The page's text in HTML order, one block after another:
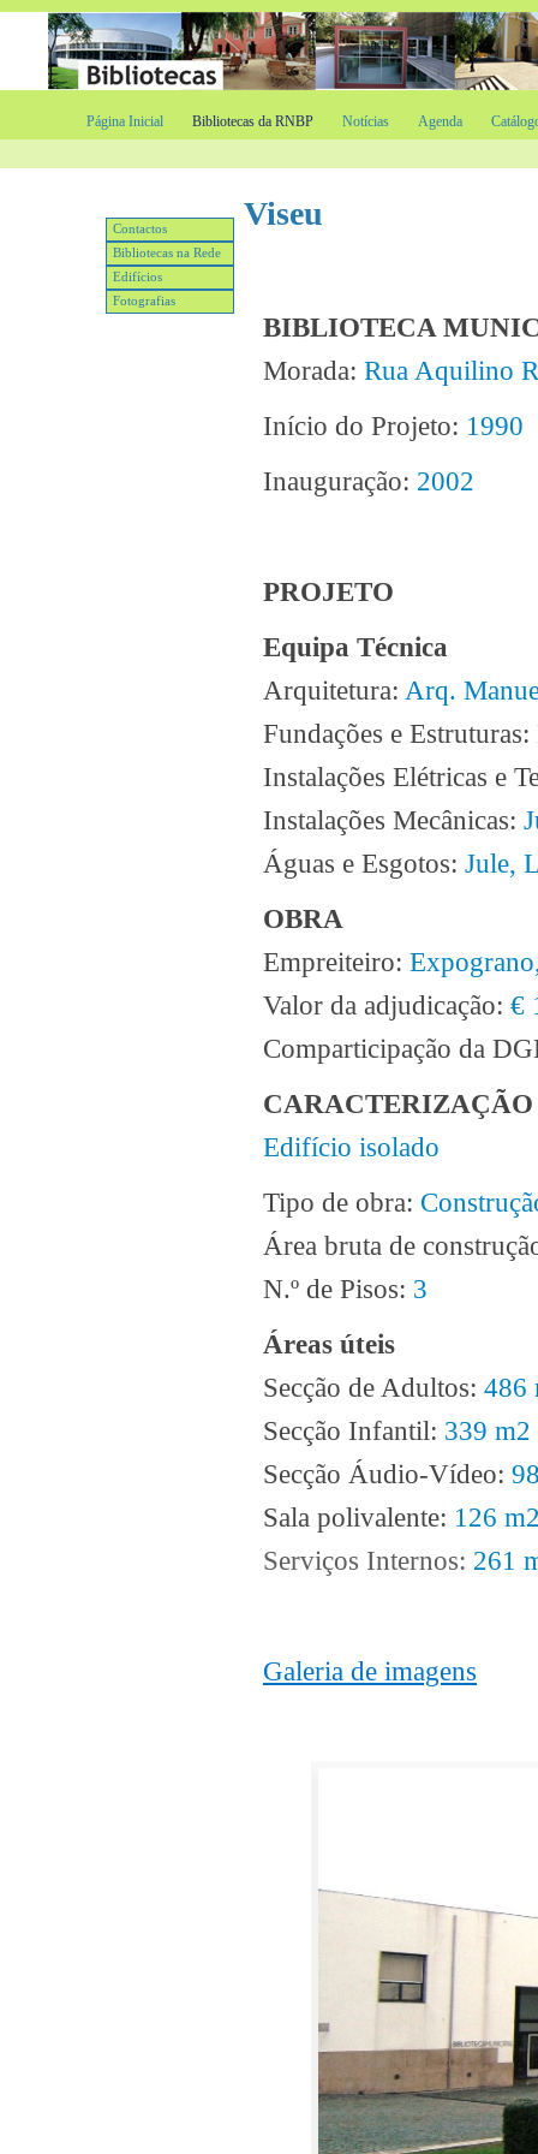
Página Inicial Bibliotecas da RNBP Notícias Agenda
Contactos
Bibliotecas na Rede
Edifícios
Fotografias
Viseu
BIBLIOTECA
Morada: Rua Aquilino
Início do Projeto: 1990
Inauguração: 2002
PROJETO
Equipa Técnica
Arquitetura: Arq.
Fundações e Estruturas:
Instalações Elétricas e
Instalações Mecânicas:
Águas e Esgotos: Jule,
OBRA
Empreiteiro:
Valor da adjudicação: €
Comparticipação da
Edifício isolado
Tipo de obra:
Área bruta de
N.º de Pisos: 3
Áreas úteis
Secção de Adultos: 486
Secção Infantil: 339 m2
Secção Áudio-Vídeo:
Sala polivalente: 126
Serviços Internos: 261
Galeria de imagens